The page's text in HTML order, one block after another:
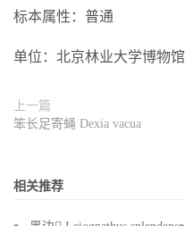
标本属性：普通
单位：北京林业大学博物馆
上一篇
笨长足寄蝇 Dexia vacua
相关推荐